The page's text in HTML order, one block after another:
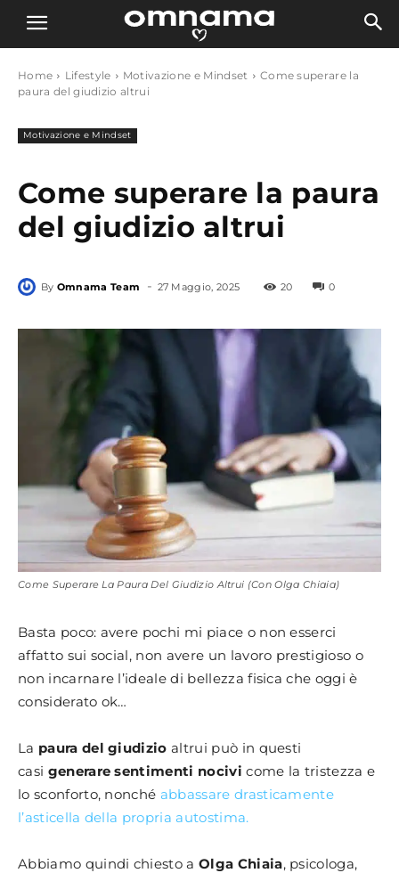
Home Lifestyle Motivazione e Mindset
Come superare la
paura del giudizio altrui
Motivazione e Mindset
Come superare la paura
del giudizio altrui
By Omnama Team - 27 Maggio, 2025 20 0
Come Superare La Paura Del Giudizio Altrui (Con Olga Chiaia)
Basta poco: avere pochi mi piace o non esserci
affatto sui social, non avere un lavoro prestigioso o
non incarnare l’ideale di bellezza fisica che oggi è
considerato ok…
La paura del giudizio altrui può in questi
casi generare sentimenti nocivi come la tristezza e
lo sconforto, nonché abbassare drasticamente
l’asticella della propria autostima.
Abbiamo quindi chiesto a Olga Chiaia, psicologa,